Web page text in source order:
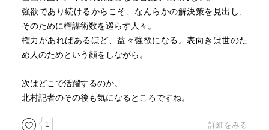
強欲であり続けるからこそ、なんらかの解決策を見出し、
そのために権謀術数を巡らす人々。
権力があればあるほど、益々強欲になる。表向きは世のた
め人のためという顔をしながら。
次はどこで活躍するのか。
北村記者のその後も気になるところですね。
1 詳細をみる